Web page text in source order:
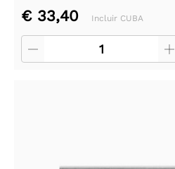
€ 33,40 Incluir CUBA